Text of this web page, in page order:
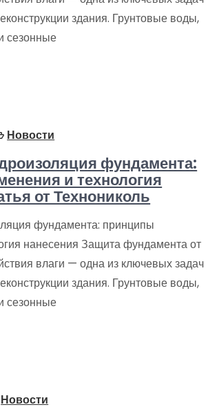
здания. Грунтовые воды,
сезонные
Новости
фундамента:
и технология
от Технониколь
фундамента: принципы
нанесения Защита фундамента от
влаги — одна из ключевых задач
здания. Грунтовые воды,
сезонные
Новости